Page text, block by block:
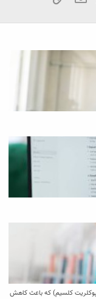
کلسیم) که باعث کاهش